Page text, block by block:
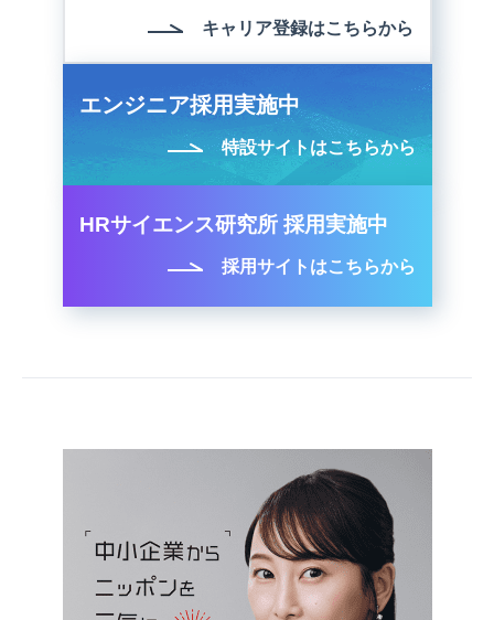
キャリア登録はこちらから
エンジニア採用実施中
特設サイトはこちらから
HRサイエンス研究所 採用実施中
採用サイトはこちらから